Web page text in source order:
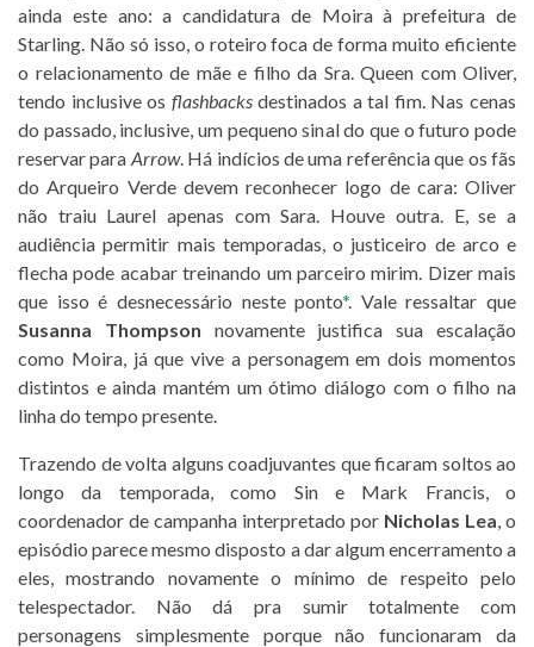
ainda este ano: a candidatura de Moira à prefeitura de
Starling. Não só isso, o roteiro foca de forma muito eficiente
o relacionamento de mãe e filho da Sra. Queen com Oliver,
tendo inclusive os flashbacksdestinados a tal fim. Nas cenas
do passado, inclusive, um pequeno sinal do que o futuro pode
reservar para Arrow. Há indícios de uma referência que os fãs
do Arqueiro Verde devem reconhecer logo de cara: Oliver
não traiu Laurel apenas com Sara. Houve outra. E, se a
audiência permitir mais temporadas, o justiceiro de arco e
flecha pode acabar treinando um parceiro mirim. Dizer mais
que isso é desnecessário neste ponto*. Vale ressaltar que
Susanna Thompson novamente justifica sua escalação
como Moira, já que vive a personagem em dois momentos
distintos e ainda mantém um ótimo diálogo com o filho na
linha do tempo presente.
Trazendo de volta alguns coadjuvantes que ficaram soltos ao
longo da temporada, como Sin e Mark Francis, o
coordenador de campanha interpretado por Nicholas Lea, o
episódio parece mesmo disposto a dar algum encerramento a
eles, mostrando novamente o mínimo de respeito pelo
telespectador. Não dá pra sumir totalmente com
personagens simplesmente porque não funcionaram da